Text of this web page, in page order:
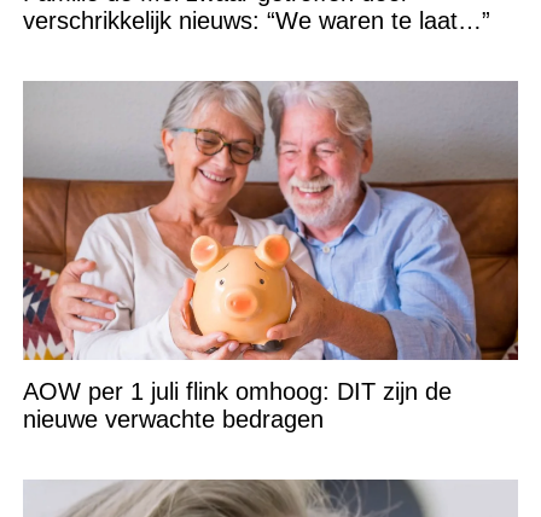
verschrikkelijk nieuws: “We waren te laat…”
AOW per 1 juli flink omhoog: DIT zijn de
nieuwe verwachte bedragen